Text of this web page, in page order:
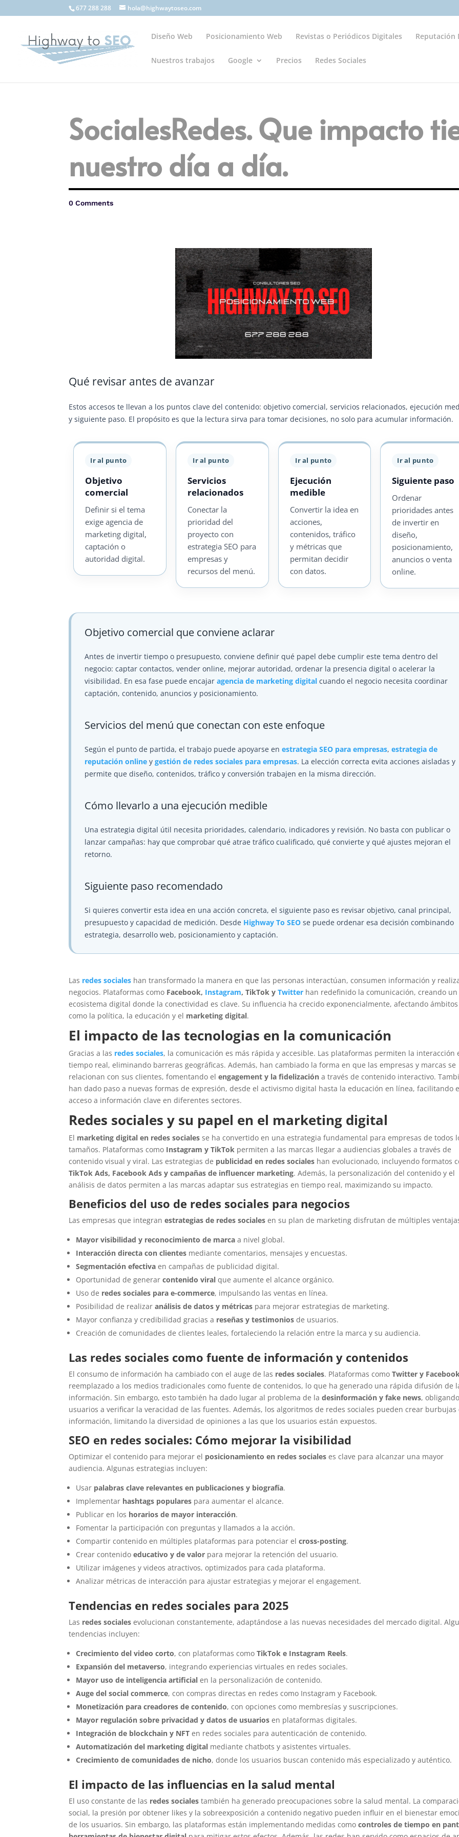
677 288 288 hola@highwaytoseo.com
Diseño Web Posicionamiento Web Revistas o Periódicos Digitales Reputación
Nuestros trabajos Google Precios Redes Sociales
SocialesRedes. Que impacto
nuestro día a día.
0 Comments
Qué revisar antes de avanzar
Estos accesos te llevan a los puntos clave del contenido: objetivo comercial, servicios relacionados, ejecución
y siguiente paso. El propósito es que la lectura sirva para tomar decisiones, no solo para acumular información.
Ir al punto
Objetivo
comercial
Definir si el tema
exige agencia de
marketing digital,
captación o
autoridad digital.
Ir al punto
Servicios
relacionados
Conectar la
prioridad del
proyecto con
estrategia SEO para
empresas y
recursos del menú.
Ir al punto
Ejecución
medible
Convertir la idea en
acciones,
contenidos, tráfico
y métricas que
permitan decidir
con datos.
Ir al punto
Siguiente paso
Ordenar
prioridades antes
de invertir en
diseño,
posicionamiento,
anuncios o venta
online.
Objetivo comercial que conviene aclarar
Antes de invertir tiempo o presupuesto, conviene definir qué papel debe cumplir este tema dentro del
negocio: captar contactos, vender online, mejorar autoridad, ordenar la presencia digital o acelerar la
visibilidad. En esa fase puede encajaragencia de marketing digital cuando el negocio necesita coordinar
captación, contenido, anuncios y posicionamiento.
Servicios del menú que conectan con este enfoque
Según el punto de partida, el trabajo puede apoyarse enestrategia SEO para empresas,estrategia de
reputación online ygestión de redes sociales para empresas. La elección correcta evita acciones aisladas y
permite que diseño, contenidos, tráfico y conversión trabajen en la misma dirección.
Cómo llevarlo a una ejecución medible
Una estrategia digital útil necesita prioridades, calendario, indicadores y revisión. No basta con publicar o
lanzar campañas: hay que comprobar qué atrae tráfico cualificado, qué convierte y qué ajustes mejoran el
retorno.
Siguiente paso recomendado
Si quieres convertir esta idea en una acción concreta, el siguiente paso es revisar objetivo, canal principal,
presupuesto y capacidad de medición. Desde Highway To SEO se puede ordenar esa decisión combinando
estrategia, desarrollo web, posicionamiento y captación.
Las redes sociales han transformado la manera en que las personas interactúan, consumen información y
negocios. Plataformas como Facebook, Instagram, TikTok yTwitter han redefinido la comunicación, creando un
ecosistema digital donde la conectividad es clave. Su influencia ha crecido exponencialmente, afectando ámbitos
como la política, la educación y el marketing digital.
El impacto de las tecnologias en la comunicación
Gracias a las redes sociales, la comunicación es más rápida y accesible. Las plataformas permiten la interacción
tiempo real, eliminando barreras geográficas. Además, han cambiado la forma en que las empresas y marcas se
relacionan con sus clientes, fomentando elengagement y la fidelización a través de contenido interactivo.
han dado paso a nuevas formas de expresión, desde el activismo digital hasta la educación en línea, facilitando
acceso a información clave en diferentes sectores.
Redes sociales y su papel en el marketing digital
El marketing digital en redes sociales se ha convertido en una estrategia fundamental para empresas de todos
tamaños. Plataformas como Instagram y TikTok permiten a las marcas llegar a audiencias globales a través de
contenido visual y viral. Las estrategias de publicidad en redes sociales han evolucionado, incluyendo formatos
TikTok Ads, Facebook Ads y campañas de influencer marketing. Además, la personalización del contenido y el
análisis de datos permiten a las marcas adaptar sus estrategias en tiempo real, maximizando su impacto.
Beneficios del uso de redes sociales para negocios
Las empresas que integranestrategias de redes sociales en su plan de marketing disfrutan de múltiples
Mayor visibilidad y reconocimiento de marca a nivel global.
Interacción directa con clientes mediante comentarios, mensajes y encuestas.
Segmentación efectiva en campañas de publicidad digital.
Oportunidad de generarcontenido viral que aumente el alcance orgánico.
Uso de redes sociales para e-commerce, impulsando las ventas en línea.
Posibilidad de realizaranálisis de datos y métricas para mejorar estrategias de marketing.
Mayor confianza y credibilidad gracias a reseñas y testimonios de usuarios.
Creación de comunidades de clientes leales, fortaleciendo la relación entre la marca y su audiencia.
Las redes sociales como fuente de información y contenidos
El consumo de información ha cambiado con el auge de las redes sociales. Plataformas comoTwitter y
reemplazado a los medios tradicionales como fuente de contenidos, lo que ha generado una rápida difusión de
información. Sin embargo, esto también ha dado lugar al problema de ladesinformación y fake news,
usuarios a verificar la veracidad de las fuentes. Además, los algoritmos de redes sociales pueden crear burbujas
información, limitando la diversidad de opiniones a las que los usuarios están expuestos.
SEO en redes sociales: Cómo mejorar la visibilidad
Optimizar el contenido para mejorar el posicionamiento en redes sociales es clave para alcanzar una mayor
audiencia. Algunas estrategias incluyen:
Usar palabras clave relevantes en publicaciones y biografía.
Implementar hashtags populares para aumentar el alcance.
Publicar en los horarios de mayor interacción.
Fomentar la participación con preguntas y llamados a la acción.
Compartir contenido en múltiples plataformas para potenciar elcross-posting.
Crear contenidoeducativo y de valor para mejorar la retención del usuario.
Utilizar imágenes y videos atractivos, optimizados para cada plataforma.
Analizar métricas de interacción para ajustar estrategias y mejorar el engagement.
Tendencias en redes sociales para 2025
Las redes sociales evolucionan constantemente, adaptándose a las nuevas necesidades del mercado digital.
tendencias incluyen:
Crecimiento del video corto, con plataformas comoTikTok e Instagram Reels.
Expansión del metaverso, integrando experiencias virtuales en redes sociales.
Mayor uso de inteligencia artificial en la personalización de contenido.
Auge del social commerce, con compras directas en redes como Instagram y Facebook.
Monetización para creadores de contenido, con opciones como membresías y suscripciones.
Mayor regulación sobre privacidad y datos de usuarios en plataformas digitales.
Integración de blockchain y NFT en redes sociales para autenticación de contenido.
Automatización del marketing digital mediante chatbots y asistentes virtuales.
Crecimiento de comunidades de nicho, donde los usuarios buscan contenido más especializado y auténtico.
El impacto de las influencias en la salud mental
El uso constante de las redes sociales también ha generado preocupaciones sobre la salud mental. La
social, la presión por obtener likes y la sobreexposición a contenido negativo pueden influir en el bienestar
de los usuarios. Sin embargo, las plataformas están implementando medidas comocontroles de tiempo en